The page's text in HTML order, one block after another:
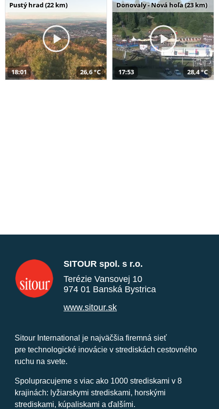
Pustý hrad (22 km)
18:01 26,6 °C
Donovaly - Nová hoľa (23 km)
17:53 28,4 °C
SITOUR spol. s r.o.
Terézie Vansovej 10
974 01 Banská Bystrica
www.sitour.sk
Sitour International je najväčšia firemná sieť
pre technologické inovácie v strediskách cestovného
ruchu na svete.
Spolupracujeme s viac ako 1000 strediskami v 8
krajinách: lyžiarskymi strediskami, horskými
strediskami, kúpaliskami a ďalšími.